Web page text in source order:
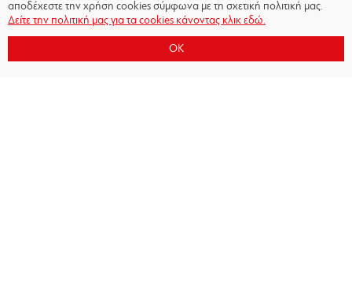
αποδέχεστε την χρήση cookies σύμφωνα με τη σχετική πολιτική μας.
Δείτε την πολιτική μας για τα cookies κάνοντας κλικ εδώ.
OK